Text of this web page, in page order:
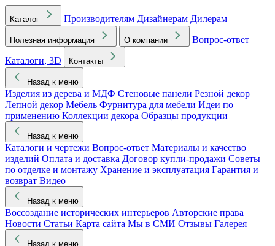
Каталог Производителям Дизайнерам Дилерам
Полезная информация О компании
Вопрос-ответ
Каталоги, 3D
Контакты
Назад к меню
Изделия из дерева и МДФ Стеновые панели Резной декор
Лепной декор Мебель Фурнитура для мебели Идеи по
применению Коллекции декора Образцы продукции
Назад к меню
Каталоги и чертежи Вопрос-ответ Материалы и качество
изделий Оплата и доставка Договор купли-продажи Советы
по отделке и монтажу Хранение и эксплуатация Гарантия и
возврат Видео
Назад к меню
Воссоздание исторических интерьеров Авторские права
Новости Статьи Карта сайта Мы в СМИ Отзывы Галерея
Назад к меню